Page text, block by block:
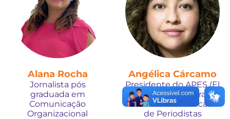
Alana Rocha
Jornalista pós
graduada em
Comunicação
Organizacional
Angélica Cárcamo
Presidente do APES (El
Salvador) e diretora da
Red Centroamericana
de Periodistas